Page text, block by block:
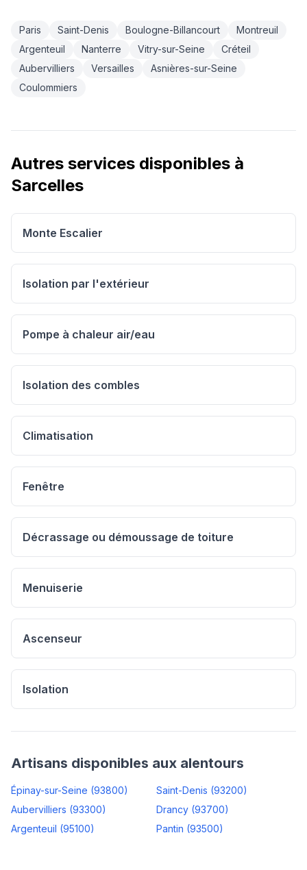
Paris Saint-Denis Boulogne-Billancourt
Montreuil
Argenteuil
Nanterre Vitry-sur-Seine
Créteil
Aubervilliers
Versailles
Asnières-sur-Seine
Coulommiers
Autres services disponibles à
Sarcelles
Monte Escalier
Isolation par l'extérieur
Pompe à chaleur air/eau
Isolation des combles
Climatisation
Fenêtre
Décrassage ou démoussage de toiture
Menuiserie
Ascenseur
Isolation
Artisans disponibles aux alentours
Épinay-sur-Seine (93800) Saint-Denis (93200)
Aubervilliers (93300) Drancy (93700)
Argenteuil (95100) Pantin (93500)